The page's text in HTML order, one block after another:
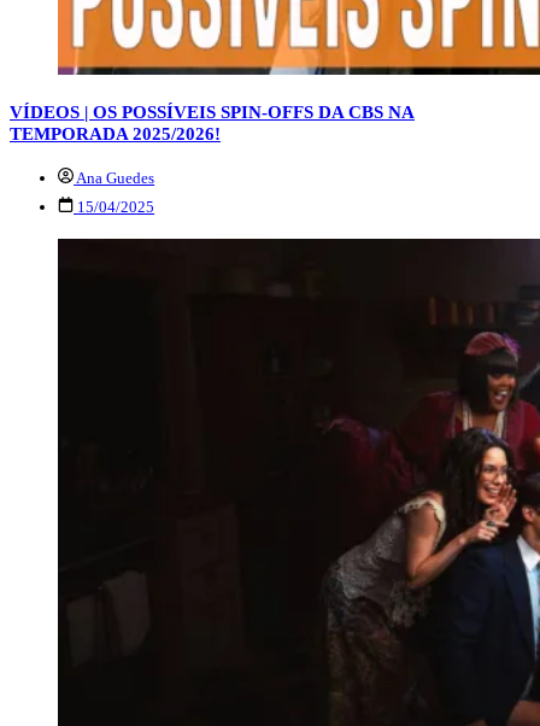
VÍDEOS | OS POSSÍVEIS SPIN-OFFS DA CBS NA
TEMPORADA 2025/2026!
Ana Guedes
15/04/2025